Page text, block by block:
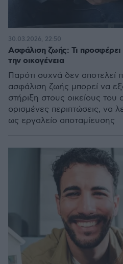
Ασφάλιση ζωής: Τι
την οικογένεια
Παρότι συχνά δεν αποτελεί
ασφάλιση ζωής μπορεί να
στήριξη στους οικείους του
ορισμένες περιπτώσεις, να
ως εργαλείο αποταμίευσης
30.03.2026, 22:50